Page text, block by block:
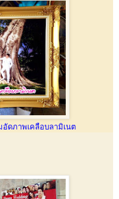
ดภาพเคลือบลามิเนต